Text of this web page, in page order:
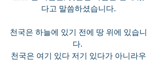
다고 말씀하셨습니다.
천국은 하늘에 있기 전에 땅 위에 있습니
다.
천국은 여기 있다 저기 있다가 아니라우